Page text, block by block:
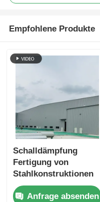
Vorgefertigte
Empfohlene Produkte
Schalldämpfung
Fertigung von
Stahlkonstruktionen
für Industriezwecke
Anfrage absenden